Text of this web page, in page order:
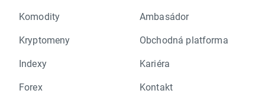
Komodity
Kryptomeny
Indexy
Forex
Ambasádor
Obchodná platforma
Kariéra
Kontakt